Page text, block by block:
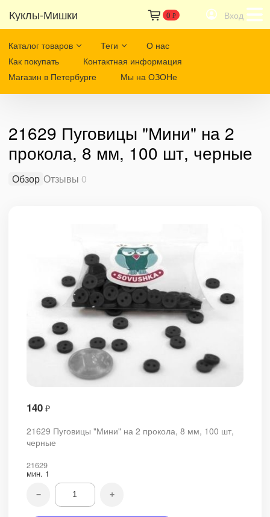
Куклы-Мишки 0 ₽ Вход
Каталог товаров Теги
О нас
Как покупать
Контактная информация
Магазин в Петербурге
Мы на ОЗОНе
21629 Пуговицы "Мини" на 2
прокола, 8 мм, 100 шт, черные
Обзор Отзывы 0
140 ₽
21629 Пуговицы "Мини" на 2 прокола, 8 мм, 100 шт,
черные
21629
мин. 1
− +